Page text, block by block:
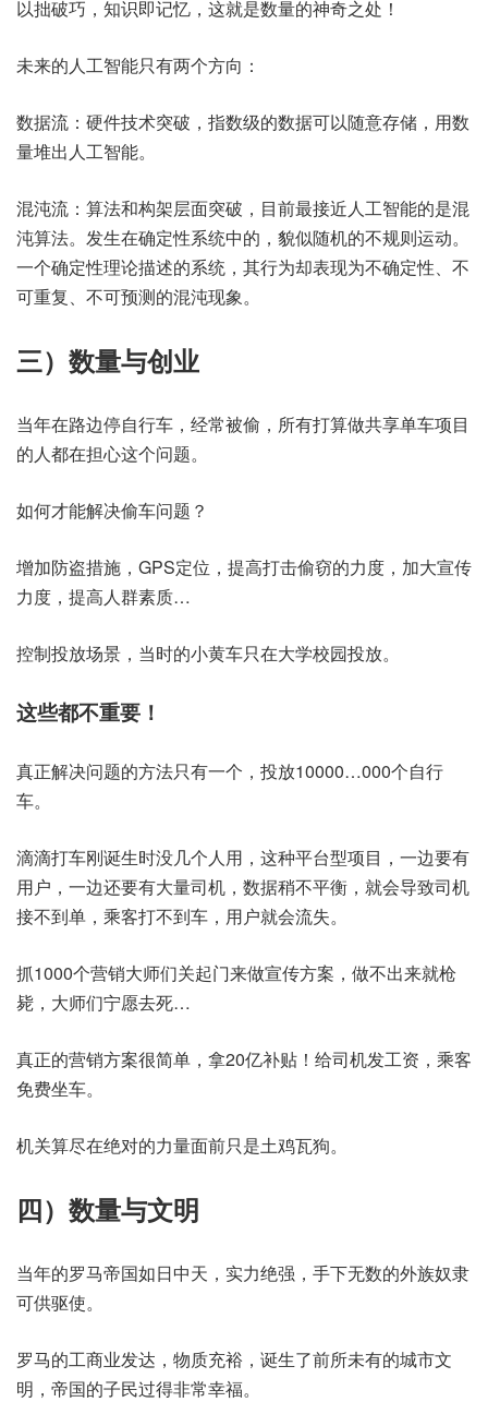
以拙破巧，知识即记忆，这就是数量的神奇之处！
未来的人工智能只有两个方向：
数据流：硬件技术突破，指数级的数据可以随意存储，用数
量堆出人工智能。
混沌流：算法和构架层面突破，目前最接近人工智能的是混
沌算法。发生在确定性系统中的，貌似随机的不规则运动。
一个确定性理论描述的系统，其行为却表现为不确定性、不
可重复、不可预测的混沌现象。
三）数量与创业
当年在路边停自行车，经常被偷，所有打算做共享单车项目
的人都在担心这个问题。
如何才能解决偷车问题？
增加防盗措施，GPS定位，提高打击偷窃的力度，加大宣传
力度，提高人群素质…
控制投放场景，当时的小黄车只在大学校园投放。
这些都不重要！
真正解决问题的方法只有一个，投放10000…000个自行
车。
滴滴打车刚诞生时没几个人用，这种平台型项目，一边要有
用户，一边还要有大量司机，数据稍不平衡，就会导致司机
接不到单，乘客打不到车，用户就会流失。
抓1000个营销大师们关起门来做宣传方案，做不出来就枪
毙，大师们宁愿去死…
真正的营销方案很简单，拿20亿补贴！给司机发工资，乘客
免费坐车。
机关算尽在绝对的力量面前只是土鸡瓦狗。
四）数量与文明
当年的罗马帝国如日中天，实力绝强，手下无数的外族奴隶
可供驱使。
罗马的工商业发达，物质充裕，诞生了前所未有的城市文
明，帝国的子民过得非常幸福。